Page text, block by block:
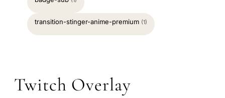
transition-stinger-anime-premium (1)
Twitch Overlay